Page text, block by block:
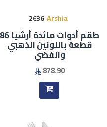
Arshia
2636
طقم أدوات مائدة أرشيا 86
قطعة باللونين الذهبي
والفضي
878.90